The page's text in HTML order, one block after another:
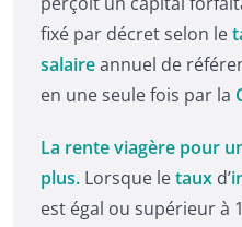
fixé par décret selon le
salaireannuel de
en une seule fois par la
La rente viagère pour
plus. Lorsque letaux d’
est égal ou supérieur à